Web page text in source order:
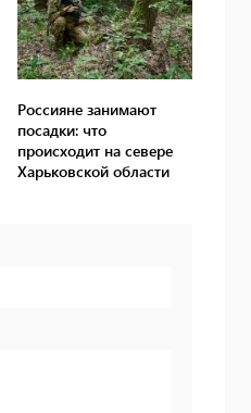
Россияне занимают
посадки: что
происходит на севере
Харьковской области